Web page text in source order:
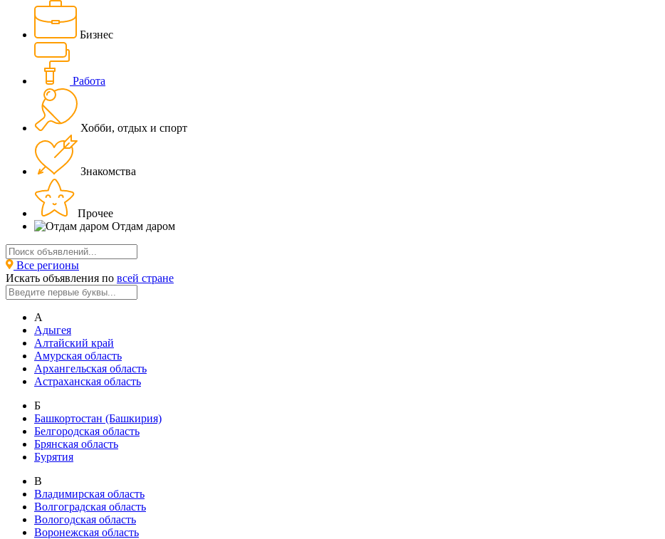
Бизнес
Работа
Хобби, отдых и спорт
Знакомства
Прочее
Отдам даром
Все регионы
Искать объявления по всей стране
А
Адыгея
Алтайский край
Амурская область
Архангельская область
Астраханская область
Б
Башкортостан (Башкирия)
Белгородская область
Брянская область
Бурятия
В
Владимирская область
Волгоградская область
Вологодская область
Воронежская область